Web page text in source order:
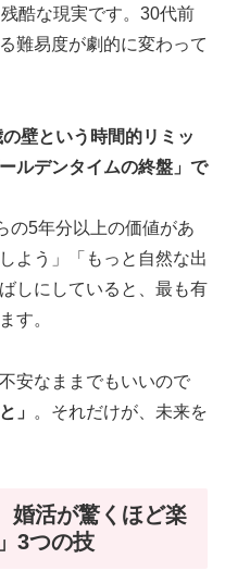
酷な現実です。30代前
難易度が劇的に変わって
壁という時間的リミッ
ルデンタイムの終盤」で
の5年分以上の価値があ
よう」「もっと自然な出
しにしていると、最も有
す。
安なままでもいいので
」
。それだけが、未来を
婚活が驚くほど楽
3つの技